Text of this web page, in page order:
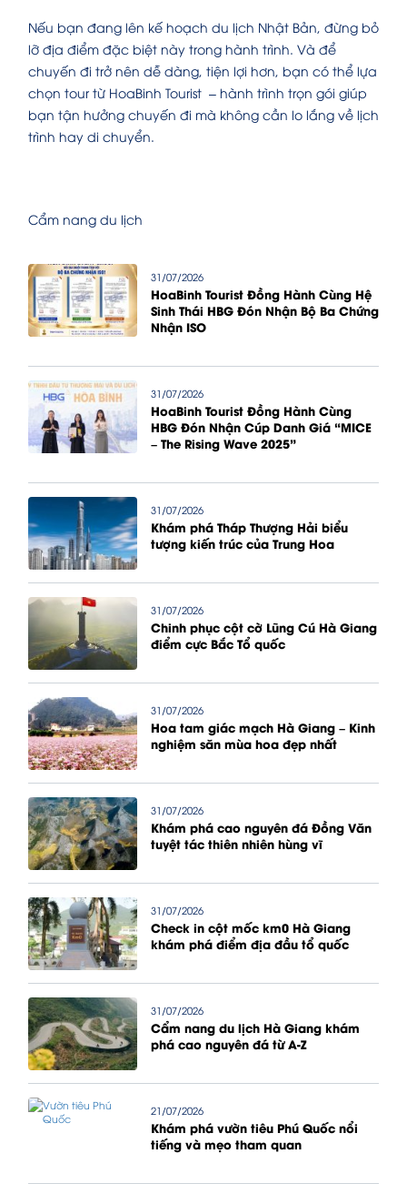
Nếu bạn đang lên kế hoạch du lịch Nhật Bản, đừng bỏ
lỡ địa điểm đặc biệt này trong hành trình. Và để
chuyến đi trở nên dễ dàng, tiện lợi hơn, bạn có thể lựa
chọn tour từ HoaBinh Tourist – hành trình trọn gói giúp
bạn tận hưởng chuyến đi mà không cần lo lắng về lịch
trình hay di chuyển.
Cẩm nang du lịch
31/07/2026
HoaBinh Tourist Đồng Hành Cùng Hệ
Sinh Thái HBG Đón Nhận Bộ Ba Chứng
Nhận ISO
31/07/2026
HoaBinh Tourist Đồng Hành Cùng
HBG Đón Nhận Cúp Danh Giá “MICE
– The Rising Wave 2025”
31/07/2026
Khám phá Tháp Thượng Hải biểu
tượng kiến trúc của Trung Hoa
31/07/2026
Chinh phục cột cờ Lũng Cú Hà Giang
điểm cực Bắc Tổ quốc
31/07/2026
Hoa tam giác mạch Hà Giang – Kinh
nghiệm săn mùa hoa đẹp nhất
31/07/2026
Khám phá cao nguyên đá Đồng Văn
tuyệt tác thiên nhiên hùng vĩ
31/07/2026
Check in cột mốc km0 Hà Giang
khám phá điểm địa đầu tổ quốc
31/07/2026
Cẩm nang du lịch Hà Giang khám
phá cao nguyên đá từ A-Z
21/07/2026
Khám phá vườn tiêu Phú Quốc nổi
tiếng và mẹo tham quan